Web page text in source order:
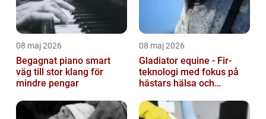
08 maj 2026
Begagnat piano smart
väg till stor klang för
mindre pengar
08 maj 2026
Gladiator equine - Fir-
teknologi med fokus på
hästars hälsa och